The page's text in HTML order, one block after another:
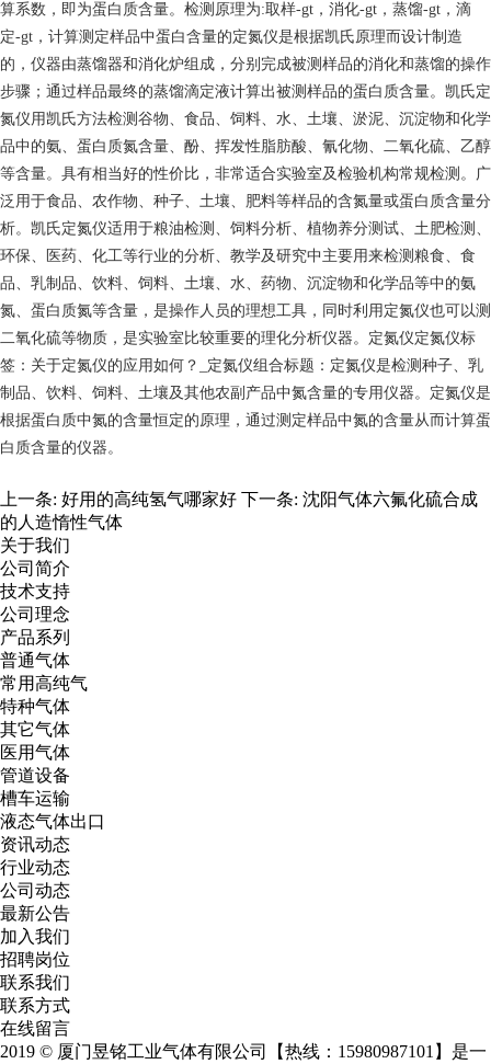
算系数，即为蛋白质含量。检测原理为:取样-gt，消化-gt，蒸馏-gt，滴
定-gt，计算测定样品中蛋白含量的定氮仪是根据凯氏原理而设计制造
的，仪器由蒸馏器和消化炉组成，分别完成被测样品的消化和蒸馏的操作
步骤；通过样品最终的蒸馏滴定液计算出被测样品的蛋白质含量。凯氏定
氮仪用凯氏方法检测谷物、食品、饲料、水、土壤、淤泥、沉淀物和化学
品中的氨、蛋白质氮含量、酚、挥发性脂肪酸、氰化物、二氧化硫、乙醇
等含量。具有相当好的性价比，非常适合实验室及检验机构常规检测。广
泛用于食品、农作物、种子、土壤、肥料等样品的含氮量或蛋白质含量分
析。凯氏定氮仪适用于粮油检测、饲料分析、植物养分测试、土肥检测、
环保、医药、化工等行业的分析、教学及研究中主要用来检测粮食、食
品、乳制品、饮料、饲料、土壤、水、药物、沉淀物和化学品等中的氨
氮、蛋白质氮等含量，是操作人员的理想工具，同时利用定氮仪也可以测
二氧化硫等物质，是实验室比较重要的理化分析仪器。定氮仪定氮仪标
签：关于定氮仪的应用如何？_定氮仪组合标题：定氮仪是检测种子、乳
制品、饮料、饲料、土壤及其他农副产品中氮含量的专用仪器。定氮仪是
根据蛋白质中氮的含量恒定的原理，通过测定样品中氮的含量从而计算蛋
白质含量的仪器。
上一条: 好用的高纯氢气哪家好 下一条: 沈阳气体六氟化硫合成
的人造惰性气体
关于我们
公司简介
技术支持
公司理念
产品系列
普通气体
常用高纯气
特种气体
其它气体
医用气体
管道设备
槽车运输
液态气体出口
资讯动态
行业动态
公司动态
最新公告
加入我们
招聘岗位
联系我们
联系方式
在线留言
2019 © 厦门昱铭工业气体有限公司【热线：15980987101】是一